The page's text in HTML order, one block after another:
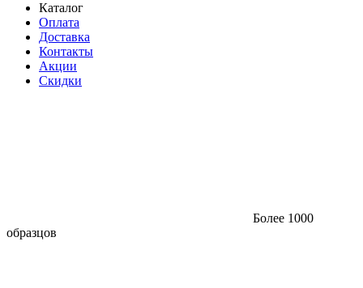
Каталог
Оплата
Доставка
Контакты
Акции
Скидки
Более 1000
образцов